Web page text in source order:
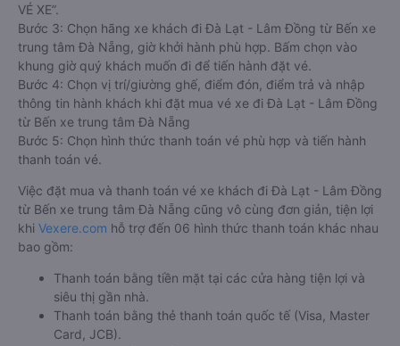
VÉ XE”.
Bước 3: Chọn hãng xe khách đi Đà Lạt - Lâm Đồng từ Bến xe
trung tâm Đà Nẵng, giờ khởi hành phù hợp. Bấm chọn vào
khung giờ quý khách muốn đi để tiến hành đặt vé.
Bước 4: Chọn vị trí/giường ghế, điểm đón, điểm trả và nhập
thông tin hành khách khi đặt mua vé xe đi Đà Lạt - Lâm Đồng
từ Bến xe trung tâm Đà Nẵng
Bước 5: Chọn hình thức thanh toán vé phù hợp và tiến hành
thanh toán vé.
Việc đặt mua và thanh toán vé xe khách đi Đà Lạt - Lâm Đồng
từ Bến xe trung tâm Đà Nẵng cũng vô cùng đơn giản, tiện lợi
khi Vexere.com hỗ trợ đến 06 hình thức thanh toán khác nhau
bao gồm:
Thanh toán bằng tiền mặt tại các cửa hàng tiện lợi và
siêu thị gần nhà.
Thanh toán bằng thẻ thanh toán quốc tế (Visa, Master
Card, JCB).